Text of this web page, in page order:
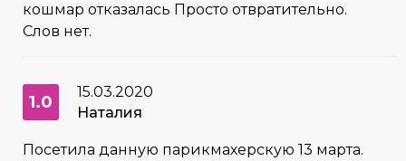
кошмар отказалась Просто отвратительно.
Слов нет.
1.0
15.03.2020
Наталия
Посетила данную парикмахерскую 13 марта.